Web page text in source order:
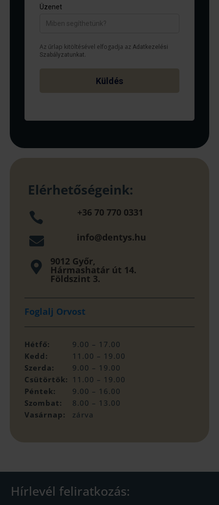
Elérhetőségeink:
 +36 70 770 0331
 info@dentys.hu
 9012 Győr,
Hármashatár út 14.
Földszint 3.
Foglalj Orvost
Hétfő:
9.00 – 17.00
Kedd:
11.00 – 19.00
Szerda:
9.00 – 19.00
Csütörtök:
11.00 – 19.00
Péntek:
9.00 – 16.00
Szombat:
8.00 – 13.00
Vasárnap:
zárva
Hírlevél feliratkozás: